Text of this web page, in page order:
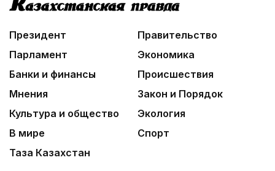
Президент
Правительство
Парламент
Экономика
Банки и финансы
Происшествия
Мнения
Закон и Порядок
Культура и общество
Экология
В мире
Спорт
Таза Казахстан